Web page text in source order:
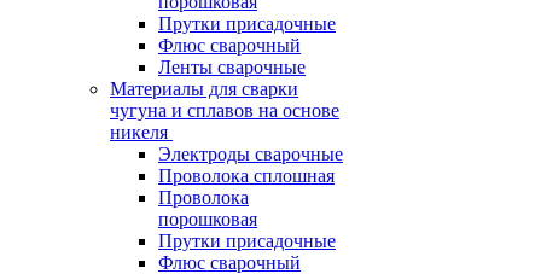
Прутки присадочные
Флюс сварочный
Ленты сварочные
Материалы для сварки
чугуна и сплавов на основе
никеля
Электроды сварочные
Проволока сплошная
Проволока
порошковая
Прутки присадочные
Флюс сварочный